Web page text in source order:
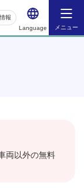
Language メニュー
報
両以外の無料